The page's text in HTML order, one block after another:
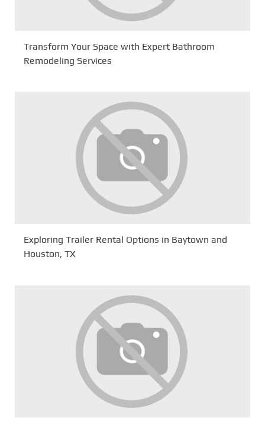
Transform Your Space with Expert Bathroom
Remodeling Services
Exploring Trailer Rental Options in Baytown and
Houston, TX